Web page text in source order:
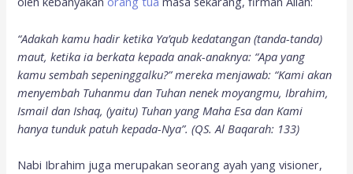
“Adakah kamu hadir ketika Ya’qub kedatangan (tanda-tanda)
maut, ketika ia berkata kepada anak-anaknya: “Apa yang
kamu sembah sepeninggalku?” mereka menjawab: “Kami akan
menyembah Tuhanmu dan Tuhan nenek moyangmu, Ibrahim,
Ismail dan Ishaq, (yaitu) Tuhan yang Maha Esa dan Kami
hanya tunduk patuh kepada-Nya”. (QS. Al Baqarah: 133)
Nabi Ibrahim juga merupakan seorang ayah yang visioner,